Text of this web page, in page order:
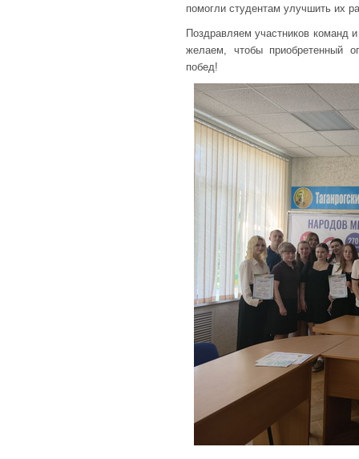
помогли студентам улучшить их
Поздравляем участников команд
желаем, чтобы приобретенный
побед!